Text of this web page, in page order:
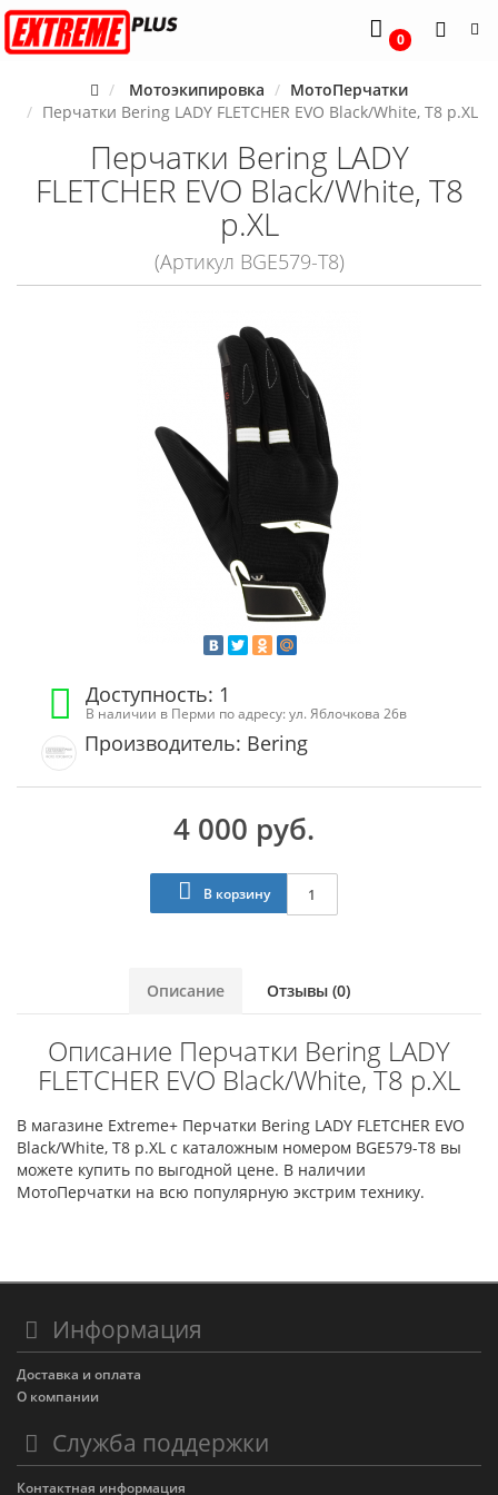
0
Мотоэкипировка
МотоПерчатки
Перчатки Bering LADY FLETCHER EVO Black/White, T8 р.XL
Перчатки Bering LADY
FLETCHER EVO Black/White, T8
р.XL
(Артикул BGE579-T8)
Доступность: 1
В наличии в Перми по адресу: ул. Яблочкова 26в
Производитель: Bering
4 000 руб.
В корзину
Описание Отзывы (0)
Описание Перчатки Bering LADY
FLETCHER EVO Black/White, T8 р.XL
В магазине Extreme+ Перчатки Bering LADY FLETCHER EVO
Black/White, T8 р.XL с каталожным номером BGE579-T8 вы
можете купить по выгодной цене. В наличии
МотоПерчатки на всю популярную экстрим технику.
Информация
Доставка и оплата
О компании
Служба поддержки
Контактная информация